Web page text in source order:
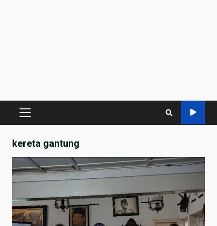
PRIMARY
kereta gantung